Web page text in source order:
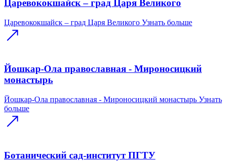
Царевококшайск – град Царя Великого
Царевококшайск – град Царя Великого Узнать больше
Йошкар-Ола православная - Мироносицкий
монастырь
Йошкар-Ола православная - Мироносицкий монастырь Узнать
больше
Ботанический сад-институт ПГТУ